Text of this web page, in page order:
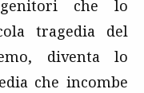
che lo
tragedia del
diventa lo
che incombe